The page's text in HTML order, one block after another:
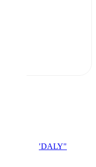
A7 "DALY"